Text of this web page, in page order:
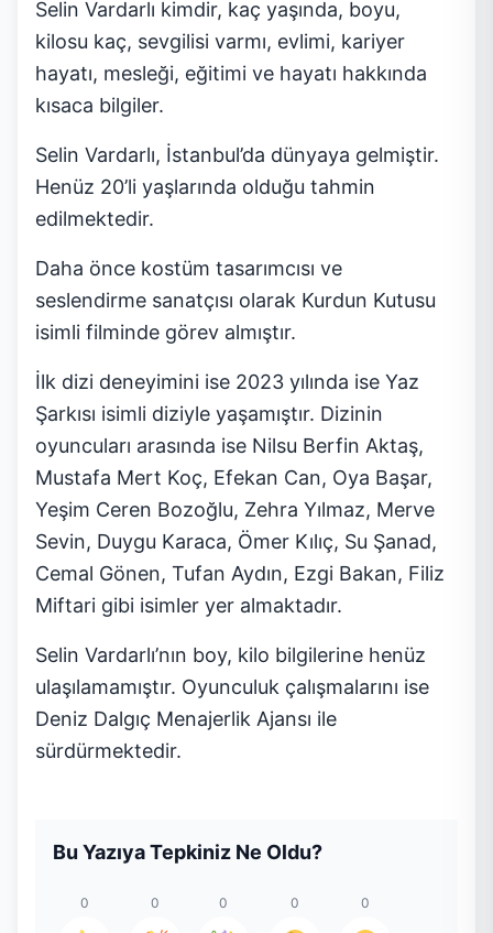
Selin Vardarlı kimdir, kaç yaşında, boyu,
kilosu kaç, sevgilisi varmı, evlimi, kariyer
hayatı, mesleği, eğitimi ve hayatı hakkında
kısaca bilgiler.
Selin Vardarlı, İstanbul’da dünyaya gelmiştir.
Henüz 20’li yaşlarında olduğu tahmin
edilmektedir.
Daha önce kostüm tasarımcısı ve
seslendirme sanatçısı olarak Kurdun Kutusu
isimli filminde görev almıştır.
İlk dizi deneyimini ise 2023 yılında ise Yaz
Şarkısı isimli diziyle yaşamıştır. Dizinin
oyuncuları arasında ise Nilsu Berfin Aktaş,
Mustafa Mert Koç, Efekan Can, Oya Başar,
Yeşim Ceren Bozoğlu, Zehra Yılmaz, Merve
Sevin, Duygu Karaca, Ömer Kılıç, Su Şanad,
Cemal Gönen, Tufan Aydın, Ezgi Bakan, Filiz
Miftari gibi isimler yer almaktadır.
Selin Vardarlı’nın boy, kilo bilgilerine henüz
ulaşılamamıştır. Oyunculuk çalışmalarını ise
Deniz Dalgıç Menajerlik Ajansı ile
sürdürmektedir.
Bu Yazıya Tepkiniz Ne Oldu?
0 0 0 0 0